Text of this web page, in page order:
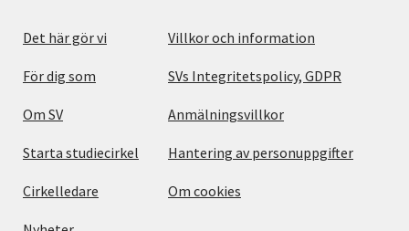
Det här gör vi
För dig som
Om SV
Starta studiecirkel
Cirkelledare
Villkor och information
SVs Integritetspolicy, GDPR
Anmälningsvillkor
Hantering av personuppgifter
Om cookies